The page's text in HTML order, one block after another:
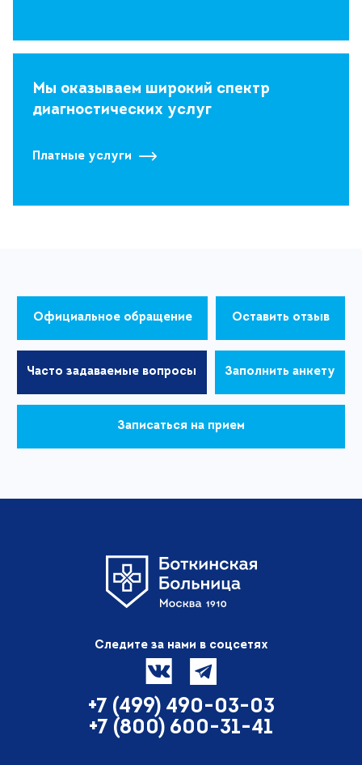
Мы оказываем широкий спектр
диагностических услуг
Платные услуги
Официальное обращение Оставить отзыв
Часто задаваемые вопросы Заполнить анкету
Записаться на прием
Следите за нами в соцсетях
+7 (499) 490-03-03
+7 (800) 600-31-41